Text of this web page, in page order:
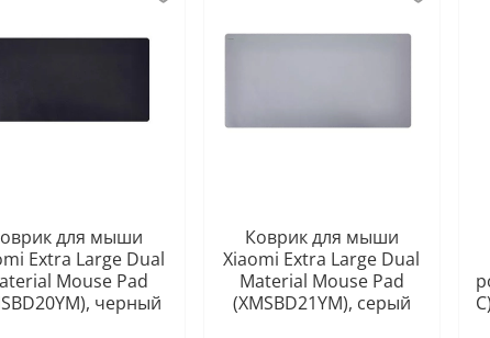
для мыши
Extra Large Dual
Mouse Pad
черный
Коврик для мыши
Xiaomi Extra Large Dual
Material Mouse Pad
(XMSBD21YM), серый